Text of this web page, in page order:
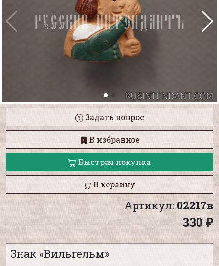
Задать вопрос
В избранное
Быстрая покупка
В корзину
Артикул: 02217в
330 ₽
Знак «Вильгельм»